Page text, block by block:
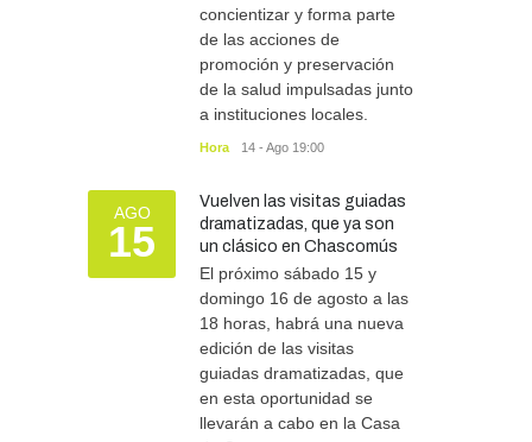
concientizar y forma parte
de las acciones de
promoción y preservación
de la salud impulsadas junto
a instituciones locales.
Hora 14 - Ago 19:00
AGO
15
Vuelven las visitas guiadas
dramatizadas, que ya son
un clásico en Chascomús
El próximo sábado 15 y
domingo 16 de agosto a las
18 horas, habrá una nueva
edición de las visitas
guiadas dramatizadas, que
en esta oportunidad se
llevarán a cabo en la Casa